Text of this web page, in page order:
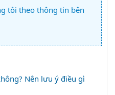
tôi theo thông tin bên
Nên lưu ý điều gì